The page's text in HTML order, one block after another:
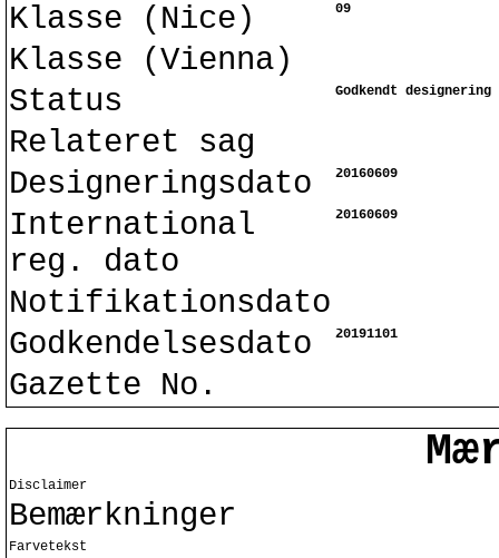
Klasse (Nice) 09
Klasse (Vienna)
Status
Godkendt designering
Relateret sag
Designeringsdato
20160609
International
reg. dato
20160609
Notifikationsdato
Godkendelsesdato
20191101
Gazette No.
Disclaimer
Bemærkninger
Farvetekst